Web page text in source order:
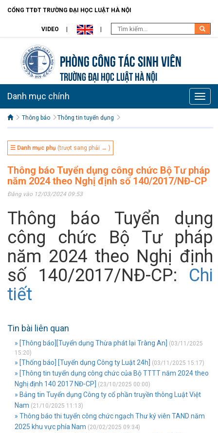
CỔNG TTĐT TRƯỜNG ĐẠI HỌC LUẬT HÀ NỘI
VIDEO
Phòng Công tác sinh viên
TRƯỜNG ĐẠI HỌC LUẬT HÀ NỘI
Toggle
Danh mục chính
Thông báo Thông tin tuyển dụng
☰ Danh mục phụ (trượt sang phải → )
Thông báo Tuyển dụng công chức Bộ Tư pháp
năm 2024 theo Nghị định số 140/2017/NĐ-CP
Đăng vào 12/03/2024 09:53
Thông báo Tuyển dụng
công chức Bộ Tư pháp
năm 2024 theo Nghị định
số 140/2017/NĐ-CP: Chi
tiết
Tin bài liên quan
» [Thông báo][Tuyển dụng Thừa phát lại Tràng An]
(03/11/2025
15:20)
» [Thống báo] [Tuyển dụng Công ty Luật 24h] (03/11/2025 15:17)
» [Thông tin tuyển dụng công chức của Bộ TTTT năm 2024 theo
Nghị định 140 2017 NĐ-CP]
(23/10/2025 00:00)
» Bảng tin Tuyển dụng Công ty cổ phần truyền thông Luật Việt
Nam (21/10/2025 11:13)
» Thông báo thi tuyển công chức ngạch Thư ký viên TAND năm
2025 khu vực phía Nam (20/02/2025 09:34)